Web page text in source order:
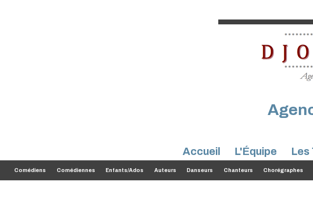
Accueil L'Équipe Les
Comédiens Comédiennes Enfants/Ados Auteurs Danseurs Chanteurs Chorégraphes